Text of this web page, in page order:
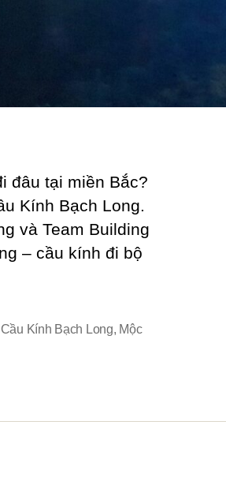
đâu tại miền Bắc?
Kính Bạch Long.
và Team Building
– cầu kính đi bộ
Kính Bạch Long, Mộc